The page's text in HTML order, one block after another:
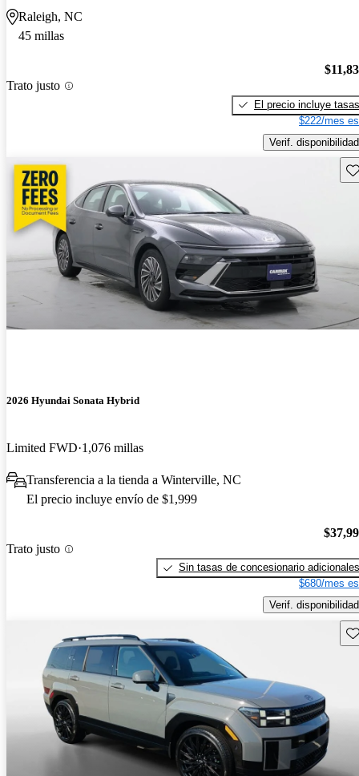
Raleigh, NC
45 millas
Trato justo
El precio incluye tasas
$222/mes
Verif. disponibilidad
2026 Hyundai Sonata Hybrid
Limited FWD 1,076 millas
Transferencia a la tienda a Winterville, NC
El precio incluye envío de $1,999
Trato justo
Sin tasas de concesionario adicionales
$680/mes
Verif. disponibilidad